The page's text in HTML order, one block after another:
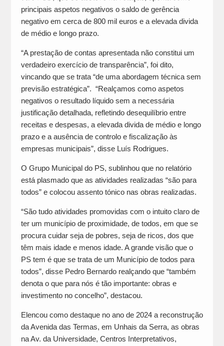
principais aspetos negativos o saldo de gerência
negativo em cerca de 800 mil euros e a elevada divida
de médio e longo prazo.
“A prestação de contas apresentada não constitui um
verdadeiro exercício de transparência”, foi dito,
vincando que se trata “de uma abordagem técnica sem
previsão estratégica”. “Realçamos como aspetos
negativos o resultado líquido sem a necessária
justificação detalhada, refletindo desequilíbrio entre
receitas e despesas, a elevada divida de médio e longo
prazo e a ausência de controlo e fiscalização às
empresas municipais”, disse Luís Rodrigues.
O Grupo Municipal do PS, sublinhou que no relatório
está plasmado que as atividades realizadas “são para
todos” e colocou assento tónico nas obras realizadas.
“São tudo atividades promovidas com o intuito claro de
ter um município de proximidade, de todos, em que se
procura cuidar seja de pobres, seja de ricos, dos que
têm mais idade e menos idade. A grande visão que o
PS tem é que se trata de um Município de todos para
todos”, disse Pedro Bernardo realçando que “também
denota o que para nós é tão importante: obras e
investimento no concelho”, destacou.
Elencou como destaque no ano de 2024 a reconstrução
da Avenida das Termas, em Unhais da Serra, as obras
na Av. da Universidade, Centros Interpretativos,